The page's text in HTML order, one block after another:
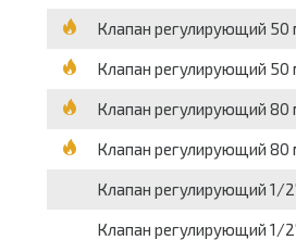
Клапан регулирующий 50
Клапан регулирующий 50
Клапан регулирующий 80
Клапан регулирующий 80
Клапан регулирующий 1/
Клапан регулирующий 1/